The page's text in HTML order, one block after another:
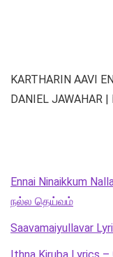
KARTHARIN AAVI
DANIEL JAWAHAR
Ennai Ninaikkum
நல்ல தெய்வம்
Saavamaiyullavar
Ithna Kiruba Lyrics